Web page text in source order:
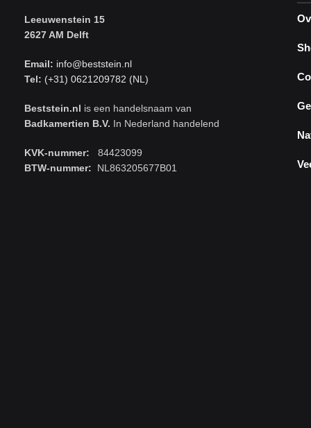
Leeuwenstein 15
2627 AM Delft
Email: info@beststein.nl
Tel: (+31) 0621209782 (NL)
Beststein.nl is een handelsnaam van
Badkamertien B.V. In Nederland handelend
KVK-nummer: 84423099
BTW-nummer: NL863205677B01